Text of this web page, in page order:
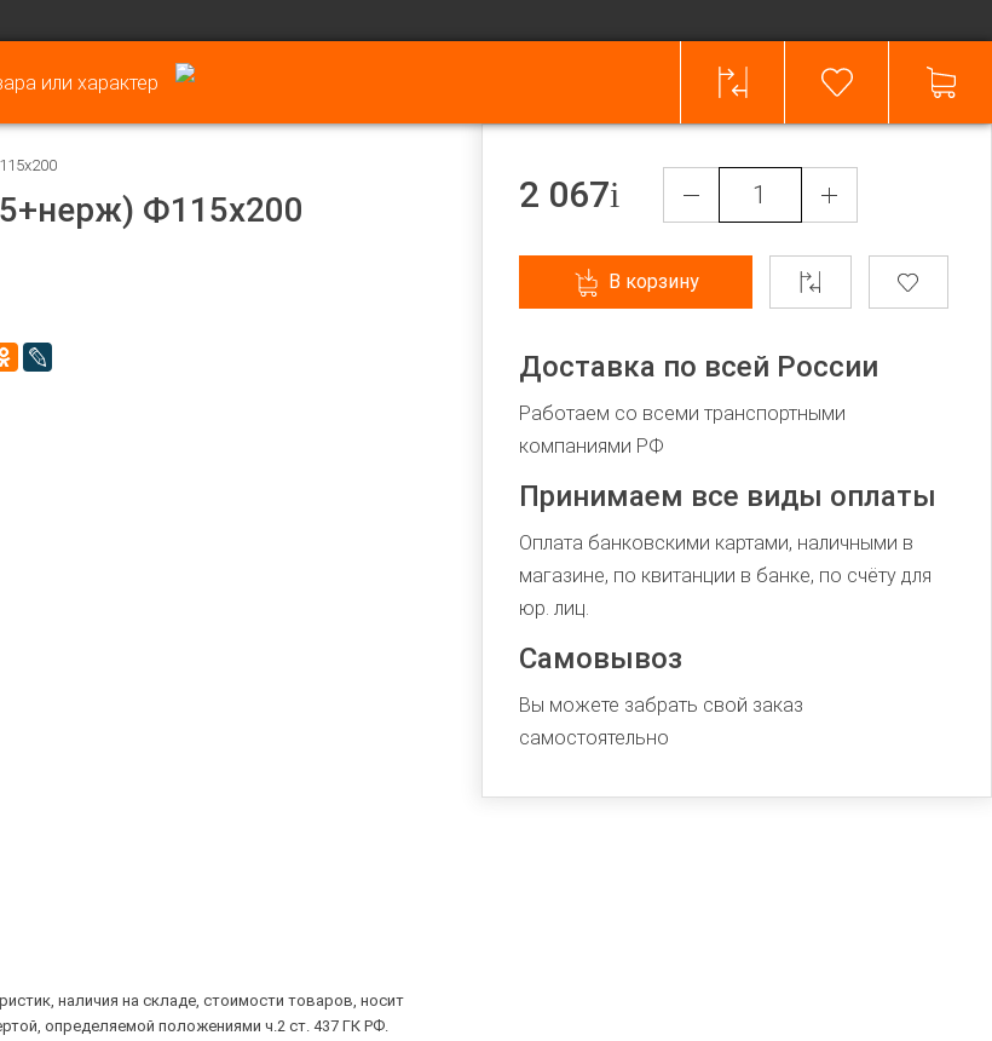
Ф115х200
наличия на складе, стоимости товаров, носит
определяемой положениями ч.2 ст. 437 ГК РФ.
2 067
В корзину
Доставка по всей России
Работаем со всеми транспортными
компаниями РФ
Принимаем все виды оплаты
Оплата банковскими картами, наличными в
магазине, по квитанции в банке, по счёту для
юр. лиц.
Самовывоз
Вы можете забрать свой заказ
самостоятельно